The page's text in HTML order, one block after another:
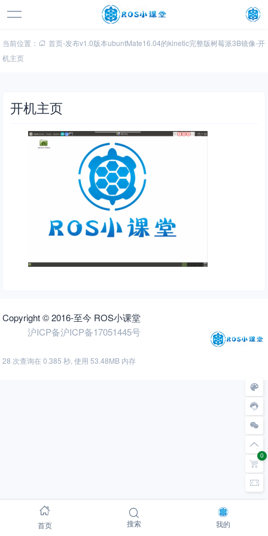
当前位置： 首页-发布v1.0版本ubuntMate16.04的kinetic完整版树莓派3B镜像-开
机主页
开机主页
0
Copyright © 2016-至今 ROS小课堂
沪ICP备沪ICP备17051445号
28 次查询在 0.385 秒, 使用 53.48MB 内存
首页 搜索 我的